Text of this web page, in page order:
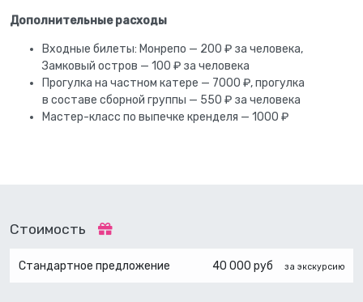
Дополнительные расходы
Входные билеты: Монрепо — 200 ₽ за человека,
Замковый остров — 100 ₽ за человека
Прогулка на частном катере — 7000 ₽, прогулка
в составе сборной группы — 550 ₽ за человека
Мастер-класс по выпечке кренделя — 1000 ₽
Стоимость
Стандартное предложение 40 000 руб за экскурсию